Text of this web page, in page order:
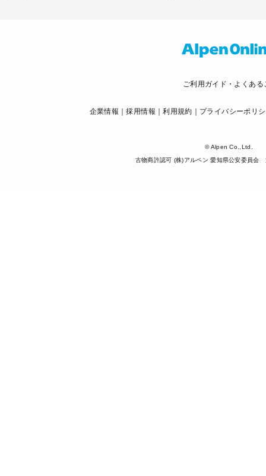
ご利用ガイド・よくある
企業情報 採用情報 利用規約 プライバシーポリ
© Alpen Co.,Ltd.
古物商許認可 (株)アルペン 愛知県公安委員